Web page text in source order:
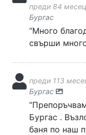
преди 84
Бургас
“Много
свърши
преди 113
Бургас
Бургас .
баня по наш